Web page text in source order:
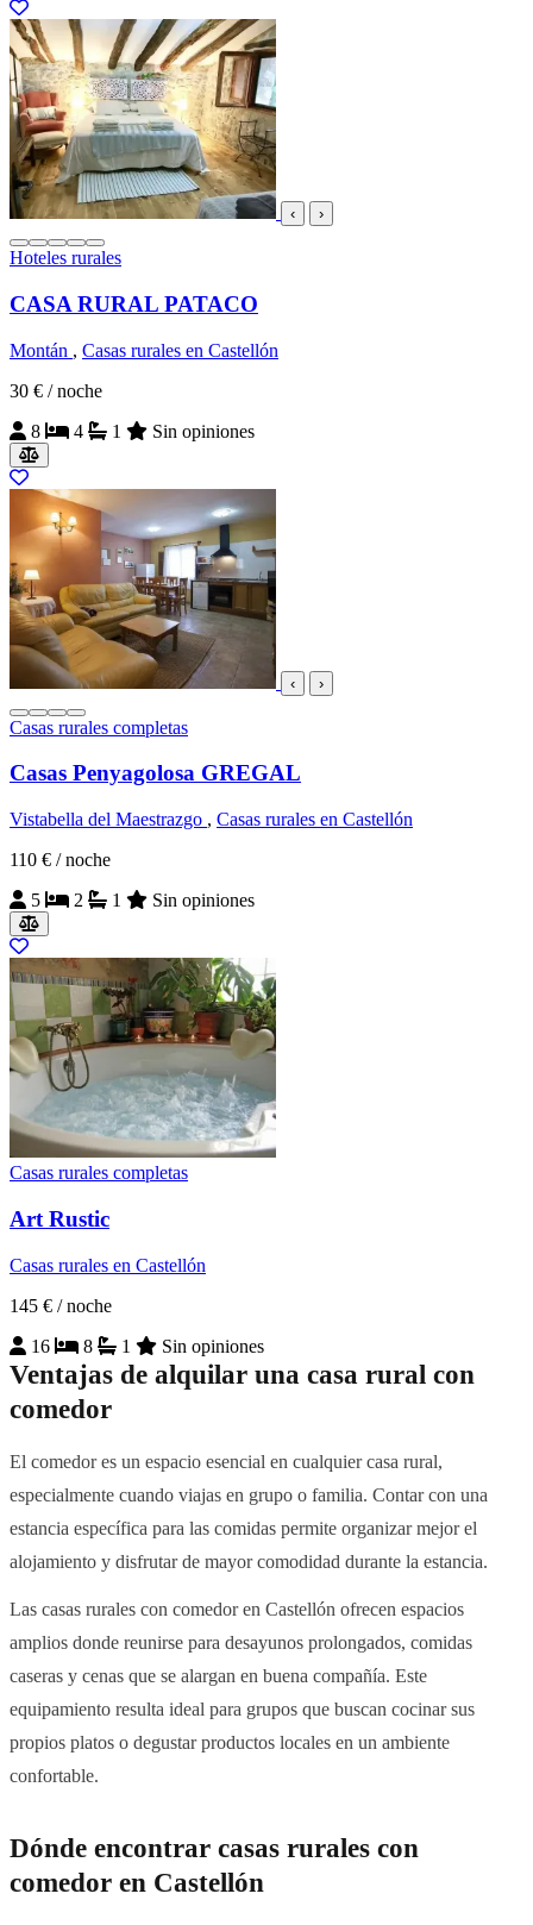
‹ ›
Hoteles rurales
CASA RURAL PATACO
Montán , Casas rurales en Castellón
30 € / noche
8
4 1 Sin opiniones
‹ ›
Casas rurales completas
Casas Penyagolosa GREGAL
Vistabella del Maestrazgo , Casas rurales en Castellón
110 € / noche
5
2 1 Sin opiniones
Casas rurales completas
Art Rustic
Casas rurales en Castellón
145 € / noche
16
8 1 Sin opiniones
Ventajas de alquilar una casa rural con
comedor
El comedor es un espacio esencial en cualquier casa rural,
especialmente cuando viajas en grupo o familia. Contar con una
estancia específica para las comidas permite organizar mejor el
alojamiento y disfrutar de mayor comodidad durante la estancia.
Las casas rurales con comedor en Castellón ofrecen espacios
amplios donde reunirse para desayunos prolongados, comidas
caseras y cenas que se alargan en buena compañía. Este
equipamiento resulta ideal para grupos que buscan cocinar sus
propios platos o degustar productos locales en un ambiente
confortable.
Dónde encontrar casas rurales con
comedor en Castellón